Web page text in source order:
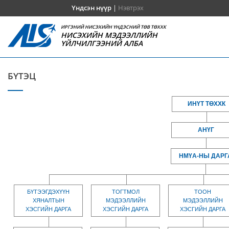
Үндсэн нүүр| Нэвтрэх
ИРГЭНИЙ НИСЭХИЙН ҮНДЭСНИЙ ТӨВ ТӨХХК
НИСЭХИЙН МЭДЭЭЛЛИЙН
ҮЙЛЧИЛГЭЭНИЙ АЛБА
БҮТЭЦ
ИНҮТ ТӨХХК
АНҮГ
НМҮА-НЫ
БҮТЭЭГДЭХҮҮН
ХЯНАЛТЫН
ХЭСГИЙН ДАРГА
ТОГТМОЛ
МЭДЭЭЛЛИЙН
ХЭСГИЙН ДАРГА
ТООН
МЭДЭЭЛЛИЙН
ХЭСГИЙН ДАРГА